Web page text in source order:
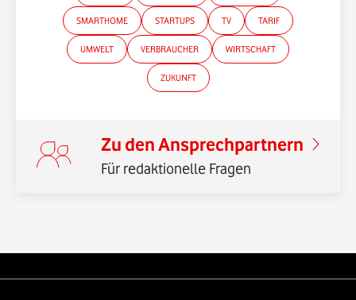
SMARTHOME STARTUPS TV TARIF
UMWELT VERBRAUCHER WIRTSCHAFT
ZUKUNFT
Zu den Ansprechpartnern
Für redaktionelle Fragen